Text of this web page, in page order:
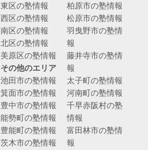
東区の塾情報
西区の塾情報
南区の塾情報
北区の塾情報
美原区の塾情報
その他のエリア
池田市の塾情報
箕面市の塾情報
豊中市の塾情報
能勢町の塾情報
豊能町の塾情報
茨木市の塾情報
柏原市の塾情報
松原市の塾情報
羽曳野市の塾情
報
藤井寺市の塾情
報
太子町の塾情報
河南町の塾情報
千早赤阪村の塾
情報
富田林市の塾情
報